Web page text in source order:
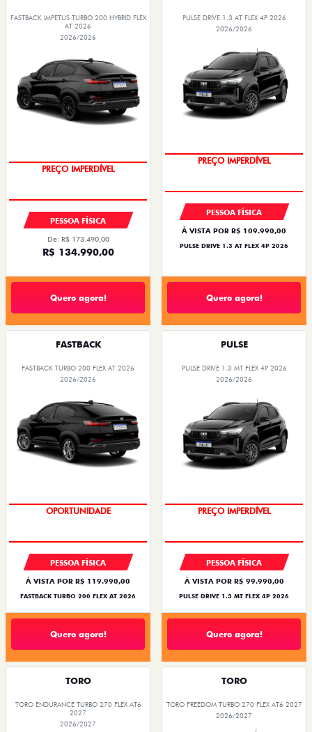
FASTBACK IMPETUS TURBO 200 HYBRID FLEX
AT 2026
2026/2026
PREÇO IMPERDÍVEL
PESSOA FÍSICA
De: R$ 173.490,00
R$ 134.990,00
Quero agora!
PULSE DRIVE 1.3 AT FLEX 4P 2026
2026/2026
PREÇO IMPERDÍVEL
PESSOA FÍSICA
À VISTA POR R$ 109.990,00
PULSE DRIVE 1.3 AT FLEX 4P 2026
Quero agora!
FASTBACK
FASTBACK TURBO 200 FLEX AT 2026
2026/2026
OPORTUNIDADE
PESSOA FÍSICA
À VISTA POR R$ 119.990,00
FASTBACK TURBO 200 FLEX AT 2026
Quero agora!
PULSE
PULSE DRIVE 1.3 MT FLEX 4P 2026
2026/2026
PREÇO IMPERDÍVEL
PESSOA FÍSICA
À VISTA POR R$ 99.990,00
PULSE DRIVE 1.3 MT FLEX 4P 2026
Quero agora!
TORO
TORO ENDURANCE TURBO 270 FLEX AT6
2027
2026/2027
TORO
TORO FREEDOM TURBO 270 FLEX AT6 2027
2026/2027